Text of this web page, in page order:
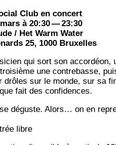
Club en concert
à 20:30 — 23:30
/ Het Warm Water
25, 1000 Bruxelles
qui sort son accor­déon,
une contre­basse,
drôles sur le monde, sur sa
fait des confidences.
déguste. Alors… on en
libre